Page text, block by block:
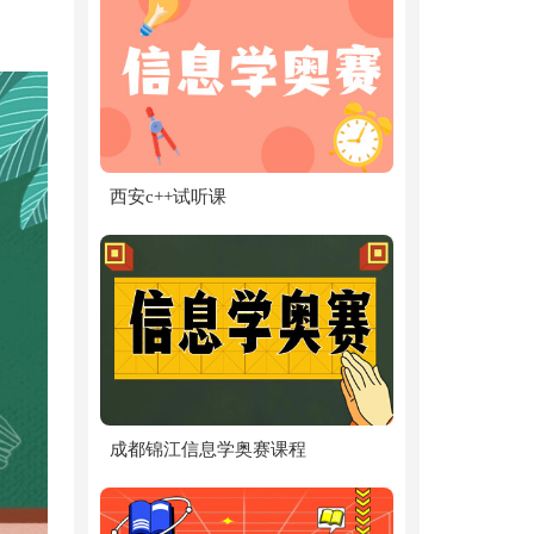
西安c++试听课
成都锦江信息学奥赛课程